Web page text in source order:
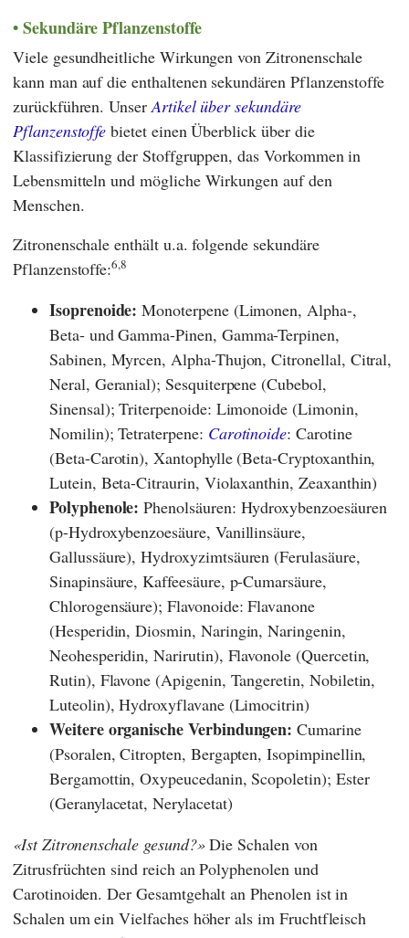
Sekundäre Pflanzenstoffe
Viele gesundheitliche Wirkungen von Zitronenschale
kann man auf die enthaltenen sekundären Pflanzenstoffe
zurückführen. UnserArtikel über sekundäre
Pflanzenstoffe bietet einen Überblick über die
Klassifizierung der Stoffgruppen, das Vorkommen in
Lebensmitteln und mögliche Wirkungen auf den
Menschen.
Zitronenschale enthält u.a. folgende sekundäre
Pflanzenstoffe:6,8
Isoprenoide: Monoterpene (Limonen, Alpha-,
Beta- und Gamma-Pinen, Gamma-Terpinen,
Sabinen, Myrcen, Alpha-Thujon, Citronellal, Citral,
Neral, Geranial); Sesquiterpene (Cubebol,
Sinensal); Triterpenoide: Limonoide (Limonin,
Nomilin); Tetraterpene: Carotinoide: Carotine
(Beta-Carotin), Xantophylle (Beta-Cryptoxanthin,
Lutein, Beta-Citraurin, Violaxanthin, Zeaxanthin)
Polyphenole: Phenolsäuren: Hydroxybenzoesäuren
(p-Hydroxybenzoesäure, Vanillinsäure,
Gallussäure), Hydroxyzimtsäuren (Ferulasäure,
Sinapinsäure, Kaffeesäure, p-Cumarsäure,
Chlorogensäure); Flavonoide: Flavanone
(Hesperidin, Diosmin, Naringin, Naringenin,
Neohesperidin, Narirutin), Flavonole (Quercetin,
Rutin), Flavone (Apigenin, Tangeretin, Nobiletin,
Luteolin), Hydroxyflavane (Limocitrin)
Weitere organische Verbindungen:Cumarine
(Psoralen, Citropten, Bergapten, Isopimpinellin,
Bergamottin, Oxypeucedanin, Scopoletin); Ester
(Geranylacetat, Nerylacetat)
Ist Zitronenschale gesund? Die Schalen von
Zitrusfrüchten sind reich an Polyphenolen und
Carotinoiden. Der Gesamtgehalt an Phenolen ist in
Schalen um ein Vielfaches höher als im Fruchtfleisch